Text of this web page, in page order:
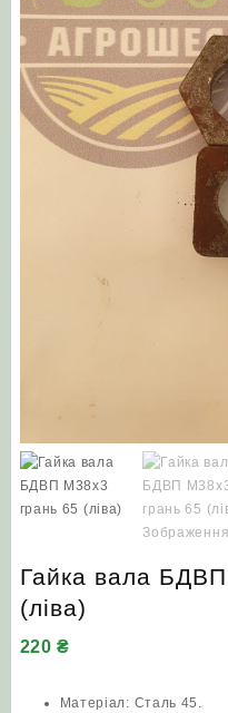
Гайка вала
(ліва)
220₴
Матеріал: Сталь 45.